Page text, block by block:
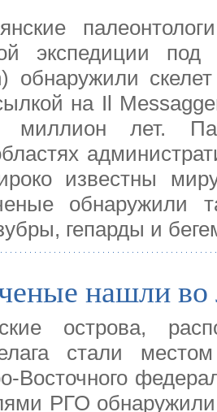
экспедиции
обнаружили
на Il
миллион лет.
известны
обнаружили
гепарды и
нашли
острова,
стали
Восточного
РГО